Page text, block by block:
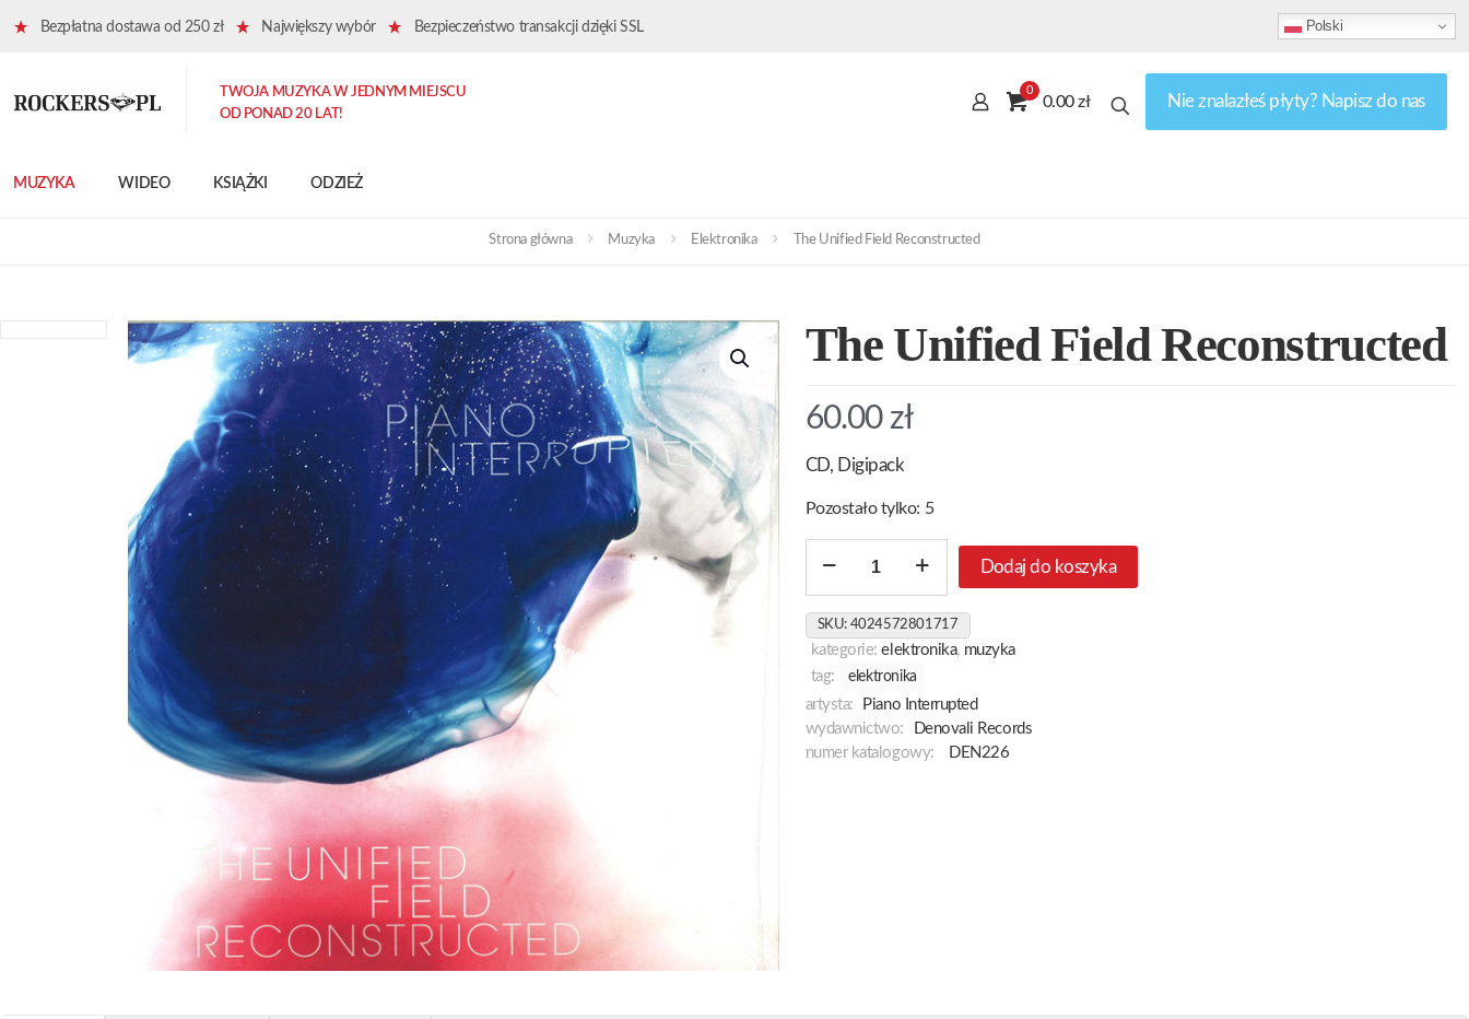
Bezpłatna dostawa od 250 zł Największy wybór Bezpieczeństwo transakcji dzięki SSL Polski
MUZYKA WIDEO KSIĄŻKI ODZIEŻ
TWOJA MUZYKA W JEDNYM MIEJSCU
OD PONAD 20 LAT!
0
0.00 zł Nie znalazłeś płyty? Napisz do nas
Strona główna Muzyka Elektronika The Unified Field Reconstructed
The Unified Field Reconstructed
60.00 zł
CD, Digipack
Pozostało tylko: 5
Field
Reconstructed
Dodaj do koszyka
SKU: 4024572801717
kategorie:elektronika, muzyka
tag:
elektronika
artysta:
Piano Interrupted
wydawnictwo:
Denovali Records
numer katalogowy:
DEN226